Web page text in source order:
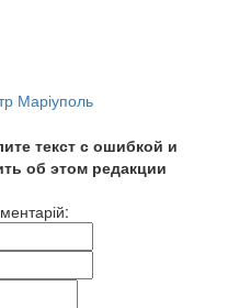
Маріуполь
текст с ошибкой и
об этом редакции